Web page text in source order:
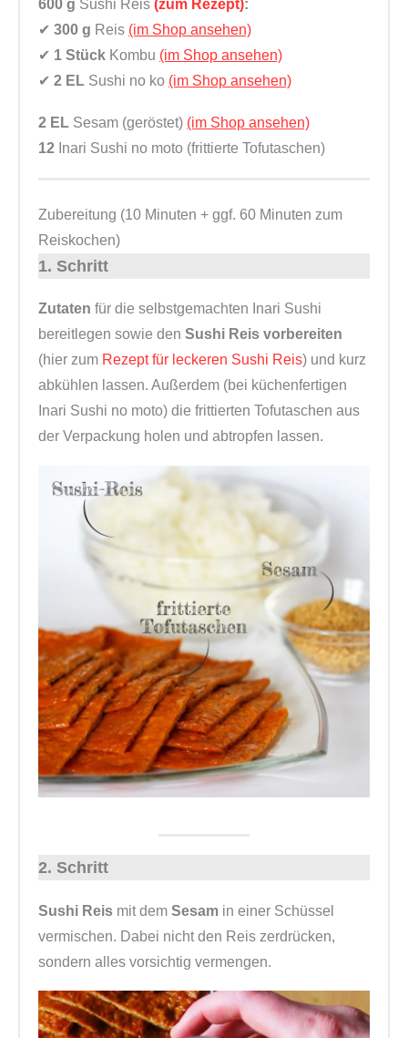
600 g Sushi Reis (zum Rezept):
✔ 300 g Reis (im Shop ansehen)
✔ 1 Stück Kombu (im Shop ansehen)
✔ 2 EL Sushi no ko (im Shop ansehen)
2 EL Sesam (geröstet) (im Shop ansehen)
12 Inari Sushi no moto (frittierte Tofutaschen)
Zubereitung (10 Minuten + ggf. 60 Minuten zum
Reiskochen)
1. Schritt
Zutaten für die selbstgemachten Inari Sushi
bereitlegen sowie den Sushi Reis vorbereiten
(hier zum Rezept für leckeren Sushi Reis) und kurz
abkühlen lassen. Außerdem (bei küchenfertigen
Inari Sushi no moto) die frittierten Tofutaschen aus
der Verpackung holen und abtropfen lassen.
2. Schritt
Sushi Reis mit dem Sesam in einer Schüssel
vermischen. Dabei nicht den Reis zerdrücken,
sondern alles vorsichtig vermengen.